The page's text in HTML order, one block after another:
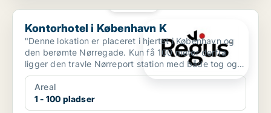
Kontorhotel i København K
Kontorhotel i København K
"Denne lokation er placeret i hjertet i København og
den berømte Nørregade. Kun få 100 meter derfra
ligger den travle Nørreport station med både tog og
metro...
Areal
1 - 100 pladser